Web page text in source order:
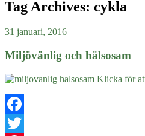
Tag Archives: cykla
31 januari, 2016
Miljövänlig och hälsosam
Klicka för
Facebook